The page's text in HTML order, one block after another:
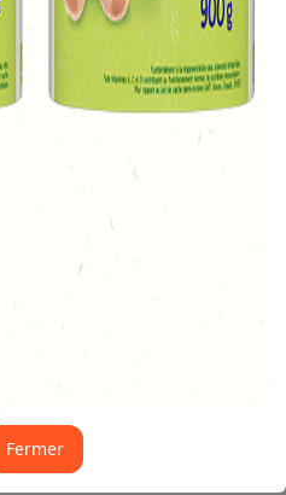
Fermer
les magasins et drives
ou créer un compte